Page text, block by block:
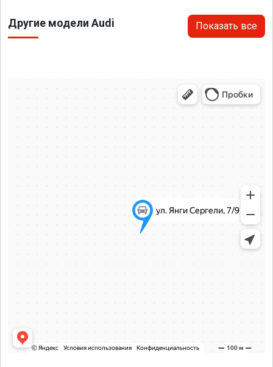
Другие модели Audi Показать все